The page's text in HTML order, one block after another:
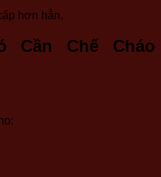
hơn hẳn.
Cần Chế Cháo